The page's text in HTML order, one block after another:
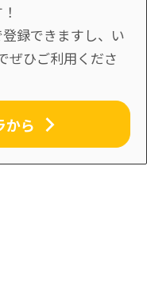
録できますし、い
ぜひご利用くださ
から